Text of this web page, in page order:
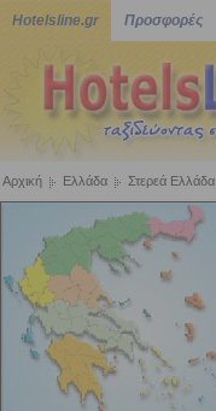
Hotelsline.gr Προσφορές
Αρχική Ελλάδα Στερεά Ελλάδα